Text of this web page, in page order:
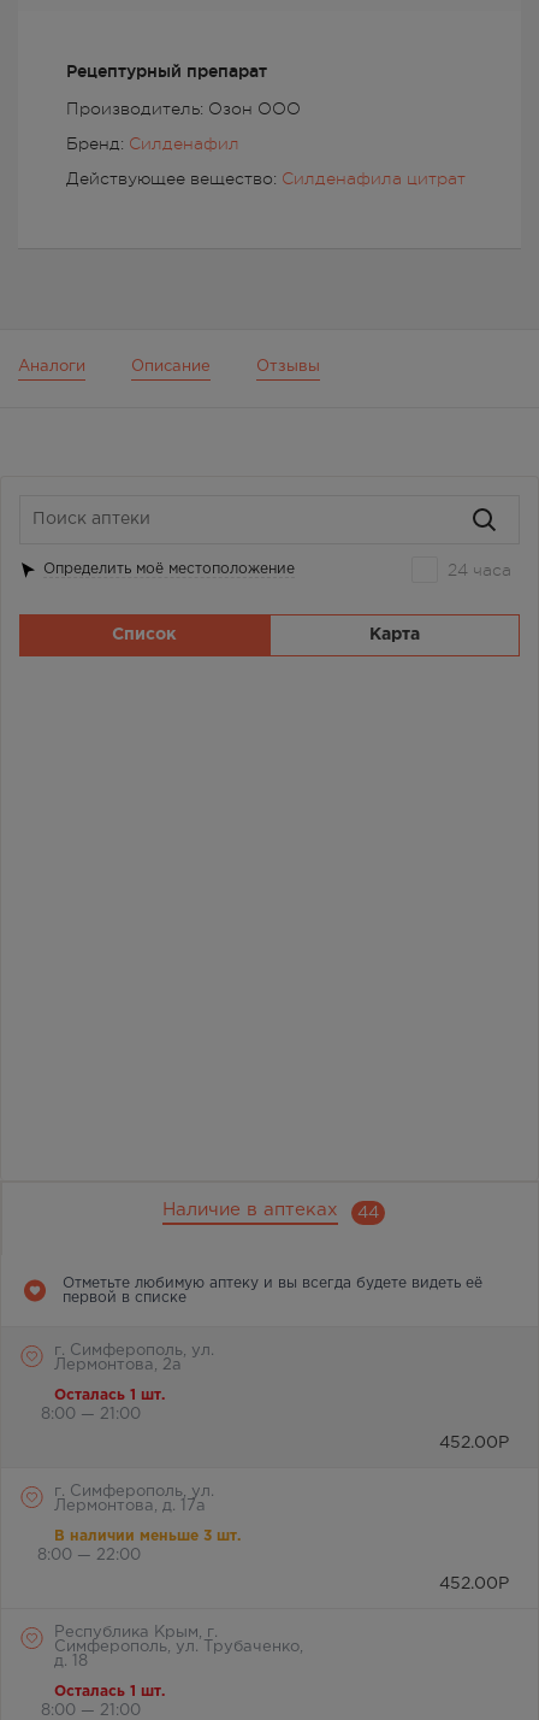
Рецептурный препарат
Производитель: Озон ООО
Бренд: Силденафил
Действующее вещество: Силденафила цитрат
Аналоги Описание Отзывы
Наличие в аптеках 44
Отметьте любимую аптеку и вы всегда будете видеть её
первой в списке
г. Симферополь, ул.
Лермонтова, 2а
Осталась 1 шт.
8:00 — 21:00
452.00 Р
г. Симферополь, ул.
Лермонтова, д. 17а
В наличии меньше 3 шт.
8:00 — 22:00
452.00 Р
Республика Крым, г.
Симферополь, ул. Трубаченко,
д. 18
Осталась 1 шт.
8:00 — 21:00
Определить моё местоположение 24 часа
Список Карта